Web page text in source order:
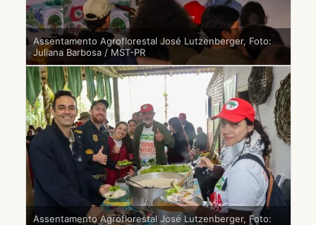
Assentamento Agroflorestal José Lutzenberger, Foto:
Juliana Barbosa / MST-PR
Assentamento Agroflorestal José Lutzenberger, Foto: